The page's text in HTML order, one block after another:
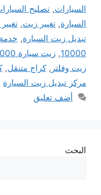
السيارات, تصليح
السيارة, تغيير زيت,
تبديل زيت السيارة,
10000
, زيت سيارة 5000
زيت وفلتر , كراج متنقل,
مركز تبديل زيت السيارة
أضف تعليق
البحث